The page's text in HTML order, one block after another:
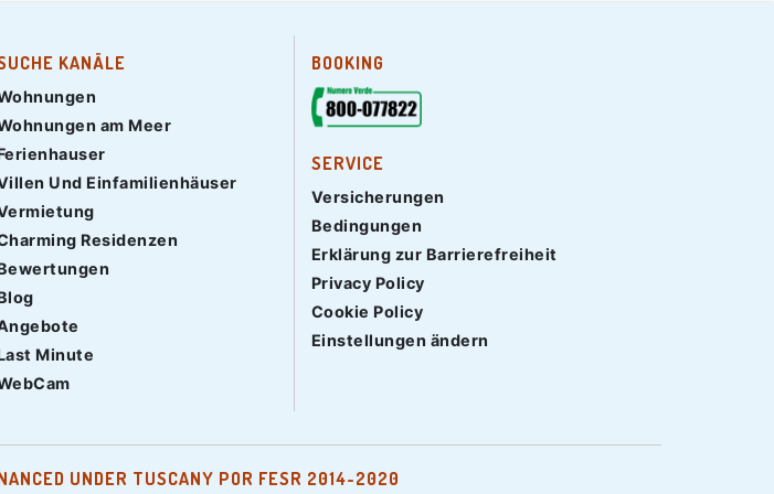
KANÄLE
am Meer
Und Einfamilienhäuser
Residenzen
Minute
BOOKING
SERVICE
Versicherungen
Bedingungen
Erklärung zur Barrierefreiheit
Privacy Policy
Cookie Policy
Einstellungen ändern
UNDER TUSCANY POR FESR 2014-2020